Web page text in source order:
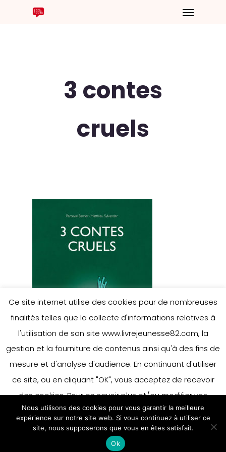
3 contes
cruels
Ce site internet utilise des cookies pour de nombreuses
finalités telles que la collecte d'informations relatives à
l'utilisation de son site www.livrejeunesse82.com, la
gestion et la fourniture de contenus ainsi qu'à des fins de
mesure et d'analyse d'audience. En continuant d'utiliser
ce site, ou en cliquant "OK", vous acceptez de recevoir
des cookies. Pour en savoir plus et/ou modifier vos
préférences en matière de cookies, merci de vous référer
à notre politique sur les cookies.
Accepter
En savoir plus
Nous utilisons des cookies pour vous garantir la meilleure
expérience sur notre site web. Si vous continuez à utiliser ce
site, nous supposerons que vous en êtes satisfait.
Ok